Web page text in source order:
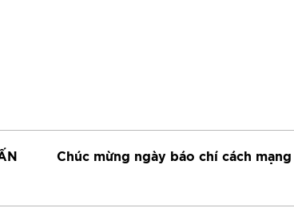
Chúc mừng ngày báo chí cách